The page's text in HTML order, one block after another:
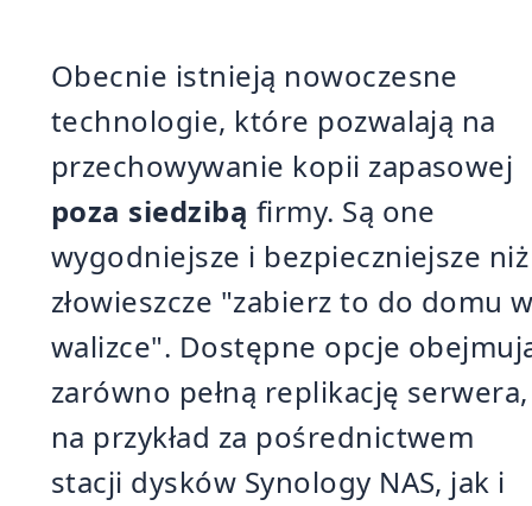
Obecnie istnieją nowoczesne
technologie, które pozwalają na
przechowywanie kopii zapasowej
poza siedzibą firmy. Są one
wygodniejsze i bezpieczniejsze niż
złowieszcze "zabierz to do domu
walizce". Dostępne opcje
zarówno pełną replikację serwera,
na przykład za pośrednictwem
stacji dysków Synology NAS, jak i